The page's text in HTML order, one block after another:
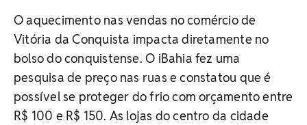
O aquecimento nas vendas no comércio de
Vitória da Conquista impacta diretamente no
bolso do conquistense. O iBahia fez uma
pesquisa de preço nas ruas e constatou que é
possível se proteger do frio com orçamento entre
R$ 100 e R$ 150. As lojas do centro da cidade